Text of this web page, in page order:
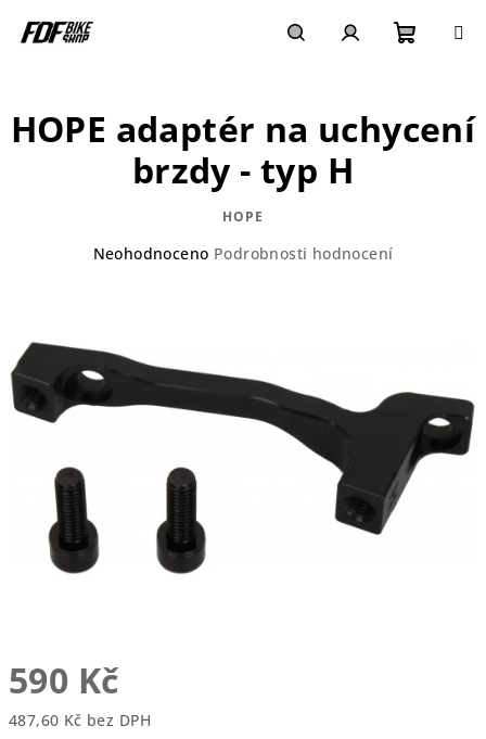
košík
590 Kč
487,60 Kč bez DPH
HOPE adaptér na uchycení
brzdy - typ H
HOPE
Průměrné
5
hvězdiček.
Neohodnoceno Podrobnosti hodnocení